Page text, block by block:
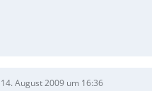
14. August 2009 um 16:36